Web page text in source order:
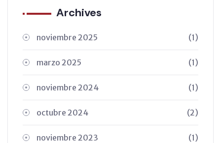
Archives
noviembre 2025 (1)
marzo 2025 (1)
noviembre 2024 (1)
octubre 2024 (2)
noviembre 2023 (1)